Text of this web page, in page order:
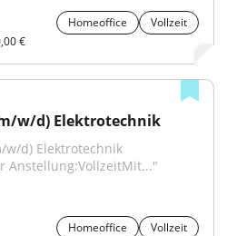
Homeoffice
Vollzeit
€
w/d) Elektrotechnik
w/d) Elektrotechnik
Anstellung:VollzeitMit..."
Homeoffice
Vollzeit